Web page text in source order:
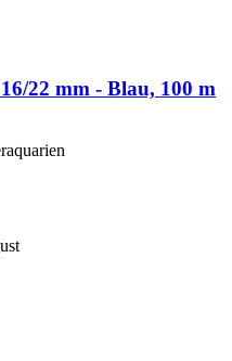
22 mm -​ Blau, 100 m